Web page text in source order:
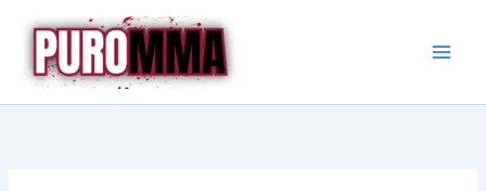
contenido